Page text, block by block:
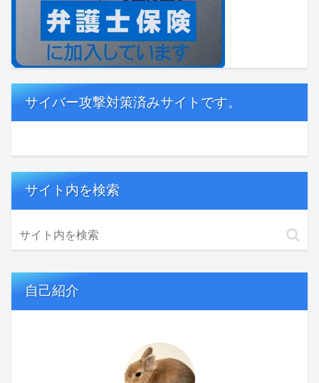
サイバー攻撃対策済みサイトです。
サイト内を検索
自己紹介